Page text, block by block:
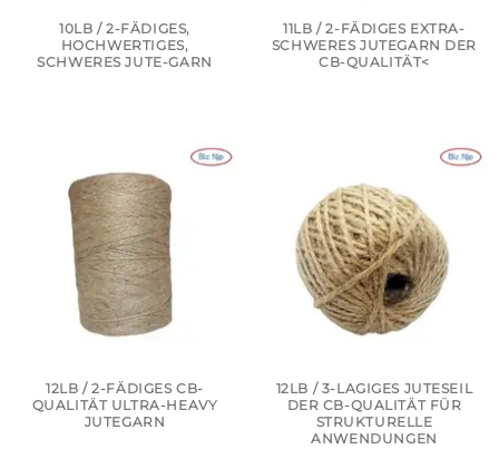
10LB / 2-FÄDIGES,
HOCHWERTIGES,
SCHWERES JUTE-GARN
11LB / 2-FÄDIGES EXTRA-
SCHWERES JUTEGARN DER
CB-QUALITÄT<
12LB / 2-FÄDIGES CB-
QUALITÄT ULTRA-HEAVY
JUTEGARN
12LB / 3-LAGIGES JUTESEIL
DER CB-QUALITÄT FÜR
STRUKTURELLE
ANWENDUNGEN